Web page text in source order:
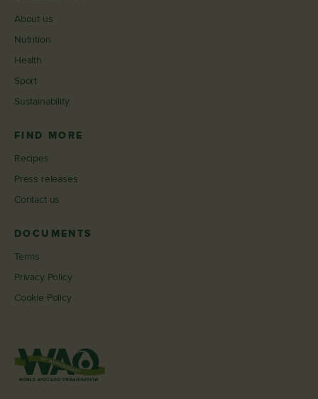
About us
Nutrition
Health
Sport
Sustainability
FIND MORE
Recipes
Press releases
Contact us
DOCUMENTS
Terms
Privacy Policy
Cookie Policy